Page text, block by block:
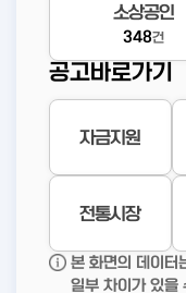
소상공인
348건
공고바로가기
자금지원
전통시장
본 화면의 데이터
일부 차이가 있을